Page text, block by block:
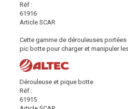
Réf :
61916
Article SCAR
Cette gamme de dérouleuses portées
pic botte pour charger et manipuler les
Dérouleuse et pique botte
Réf :
61915